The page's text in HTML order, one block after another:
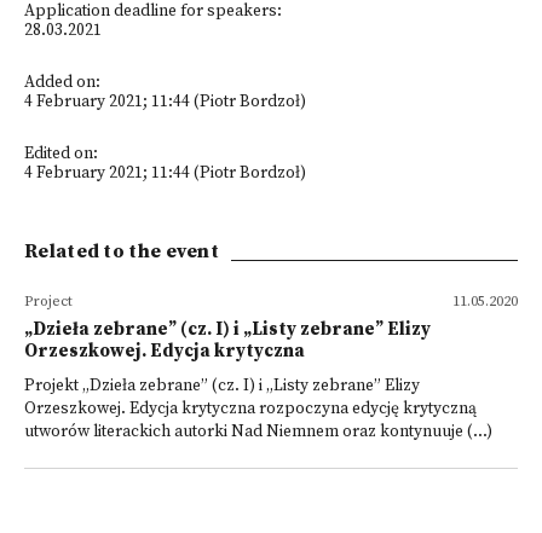
Application deadline for speakers:
28.03.2021
Added on:
4 February 2021; 11:44 (Piotr Bordzoł)
Edited on:
4 February 2021; 11:44 (Piotr Bordzoł)
Related to the event
11.05.2020
Project
„Dzieła zebrane” (cz. I) i „Listy zebrane” Elizy
Orzeszkowej. Edycja krytyczna
Projekt „Dzieła zebrane” (cz. I) i „Listy zebrane” Elizy
Orzeszkowej. Edycja krytyczna rozpoczyna edycję krytyczną
utworów literackich autorki Nad Niemnem oraz kontynuuje (...)